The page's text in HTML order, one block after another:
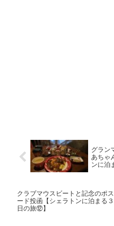
グラン
あちゃ
ンに泊
クラブマウスビートと記念のポ
ード投函【シェラトンに泊まる
日の旅⑫】